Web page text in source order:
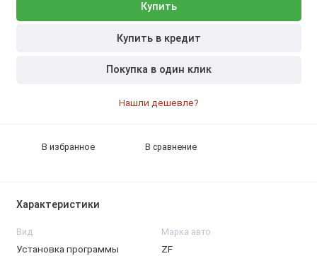
Купить
Купить в кредит
Покупка в один клик
Нашли дешевле?
В избранное В сравнение
Характеристики
Вид
Установка программы
Марка авто
ZF